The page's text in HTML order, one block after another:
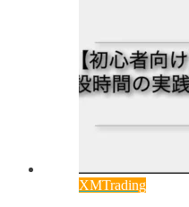
XMTrading